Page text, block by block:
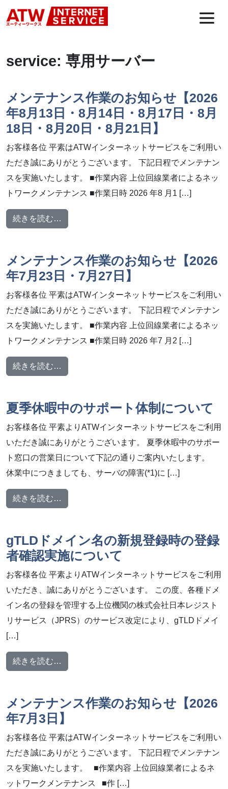
コンテンツへスキップ
メインナビゲーション
service: 専用サーバー
メンテナンス作業のお知らせ【2026
年8月13日・8月14日・8月17日・8月
18日・8月20日・8月21日】
お客様各位 平素はATWインターネットサービスをご利用い
ただき誠にありがとうございます。 下記日程でメンテナン
スを実施いたします。 ■作業内容 上位回線業者によるネッ
トワークメンテナンス ■作業日時 2026 年8 月1 […]
続きを読む…
メンテナンス作業のお知らせ【2026
年7月23日・7月27日】
お客様各位 平素はATWインターネットサービスをご利用い
ただき誠にありがとうございます。 下記日程でメンテナン
スを実施いたします。 ■作業内容 上位回線業者によるネッ
トワークメンテナンス ■作業日時 2026 年7 月2 […]
続きを読む…
夏季休暇中のサポート体制について
お客様各位 平素よりATWインターネットサービスをご利用
いただき誠にありがとうございます。 夏季休暇中のサポー
ト窓口の営業日について下記の通りご案内いたします。
休業中につきましても、サーバの障害(*1)に […]
続きを読む…
gTLDドメイン名の新規登録時の登録
者確認実施について
お客様各位 平素よりATWインターネットサービスをご利用
いただき、誠にありがとうございます。 この度、各種ドメ
イン名の登録を管理する上位機関の株式会社日本レジスト
リサービス（JPRS）のサービス改定により、gTLDドメイ
[…]
続きを読む…
メンテナンス作業のお知らせ【2026
年7月3日】
お客様各位 平素はATWインターネットサービスをご利用い
ただき誠にありがとうございます。 下記日程でメンテナン
スを実施いたします。 ■作業内容 上位回線業者によるネ
ットワークメンテナンス ■作 […]